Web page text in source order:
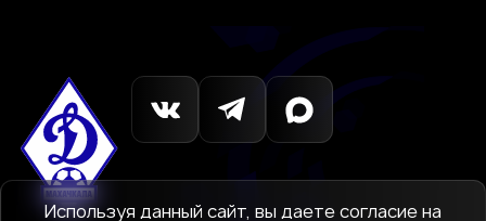
Используя данный сайт, вы даете согласие на